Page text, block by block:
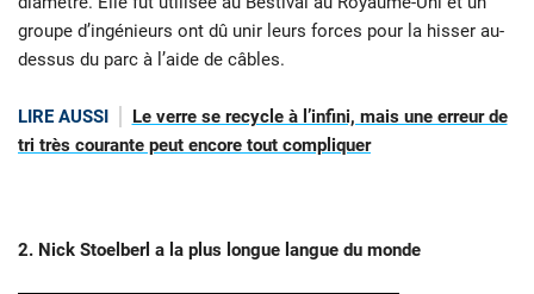
groupe d’ingénieurs ont dû unir leurs forces pour la hisser au-
dessus du parc à l’aide de câbles.
LIRE AUSSI
Le verre se recycle à l’infini, mais une erreur de
tri très courante peut encore tout compliquer
2. Nick Stoelberl a la plus longue langue du monde